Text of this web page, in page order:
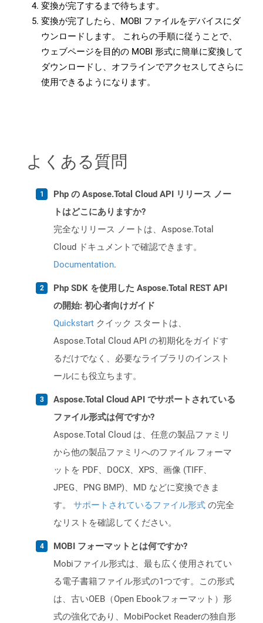
変換が完了するまで待ちます。
変換が完了したら、MOBI ファイルをデバイスにダ
ウンロードします。 これらの手順に従うことで、
ウェブページを目的の MOBI 形式に簡単に変換して
ダウンロードし、オフラインでアクセスしてさらに
使用できるようになります。
よくある質問
Php の Aspose.Total Cloud API リリース ノー
トはどこにありますか?
完全なリリース ノートは、Aspose.Total
Cloud ドキュメントで確認できます。
Documentation.
Php SDK を使用した Aspose.Total REST API
の開始: 初心者向けガイド
Quickstart クイック スタートは、
Aspose.Total Cloud API の初期化をガイドす
るだけでなく、必要なライブラリのインスト
ールにも役立ちます。
Aspose.Total Cloud API でサポートされている
ファイル形式は何ですか?
Aspose.Total Cloud は、任意の製品ファミリ
から他の製品ファミリへのファイル フォーマ
ットを PDF、DOCX、XPS、画像 (TIFF、
JPEG、PNG BMP)、MD などに変換できま
す。 サポートされているファイル形式 の完全
なリストを確認してください。
MOBI フォーマットとは何ですか?
Mobiファイル形式は、最も広く使用されてい
る電子書籍ファイル形式の1つです。この形式
は、古いOEB（Open Ebookフォーマット）形
式の強化であり、MobiPocket Readerの独自形